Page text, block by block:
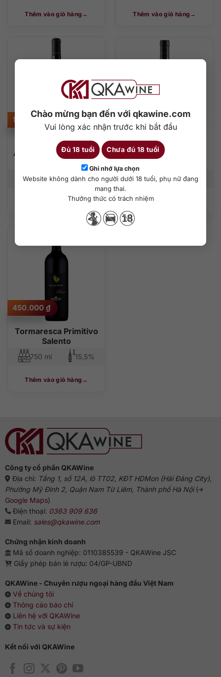
Chào mừng bạn đến với qkawine.com
Vui lòng xác nhận trước khi bắt đầu
Đủ 18 tuổi Chưa đủ 18 tuổi
Ghi nhớ lựa chọn
Website không dành cho người dưới 18 tuổi, phụ nữ đang
mang thai.
Thưởng thức có trách nhiệm
Thêm vào giỏ hàng Thêm vào giỏ hàng
San Marzano 62
Anniversario Primitivo
di Manduria Riserva
1.650.000₫
750 ml 14,5 %
Thêm vào giỏ hàng
San Marzano 60
Sessantanni Limited
1.800.000₫
750 ml 14,5 %
Thêm vào giỏ hàng
Tormaresca Primitivo
Salento
450.000 ₫
750 ml 15,5%
Thêm vào giỏ hàng
Công ty cổ phần QKAWine
Địa chỉ: Tầng 1, số 12A, lô TT02, KĐT HDMon (Hải Đăng City),
Phường Mỹ Đình 2, Quận Nam Từ Liêm, Thành phố Hà Nội(
Google Maps)
Điện thoại: 0363 909 636
Email: sales@qkawine.com
Chứng nhận kinh doanh
Mã số doanh nghiệp: 0110385539 - QKAWine JSC
Giấy phép bán lẻ rượu: 04/GP-UBND
QKAWine - Chuyên rượu ngoại hàng đầu Việt Nam
Về chúng tôi
Thông cáo báo chí
Liên hệ với QKAWine
Tin tức và sự kiện
Kết nối với QKAWine